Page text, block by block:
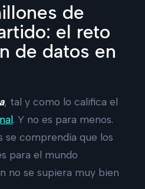
de
el reto
de datos en
, tal y como lo califica el
. Y no es para menos.
se comprendía que los
para el mundo
no se supiera muy bien